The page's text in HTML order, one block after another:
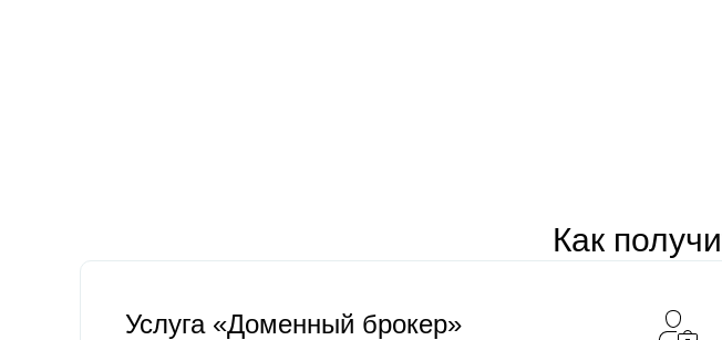
Как
Услуга «Доменный брокер»